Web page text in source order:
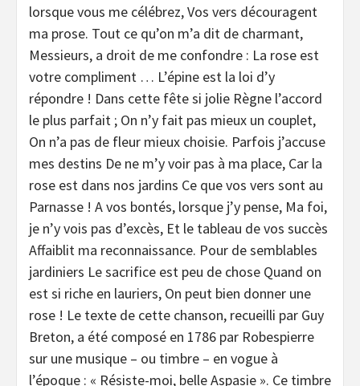
lorsque vous me célébrez, Vos vers découragent
ma prose. Tout ce qu’on m’a dit de charmant,
Messieurs, a droit de me confondre : La rose est
votre compliment … L’épine est la loi d’y
répondre ! Dans cette fête si jolie Règne l’accord
le plus parfait ; On n’y fait pas mieux un couplet,
On n’a pas de fleur mieux choisie. Parfois j’accuse
mes destins De ne m’y voir pas à ma place, Car la
rose est dans nos jardins Ce que vos vers sont au
Parnasse ! A vos bontés, lorsque j’y pense, Ma foi,
je n’y vois pas d’excès, Et le tableau de vos succès
Affaiblit ma reconnaissance. Pour de semblables
jardiniers Le sacrifice est peu de chose Quand on
est si riche en lauriers, On peut bien donner une
rose ! Le texte de cette chanson, recueilli par Guy
Breton, a été composé en 1786 par Robespierre
sur une musique – ou timbre – en vogue à
l’époque : « Résiste-moi, belle Aspasie ». Ce timbre